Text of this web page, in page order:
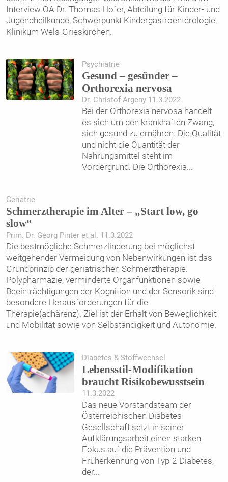
Interview OA Dr. Thomas Hofer, Abteilung für Kinder- und
Jugendheilkunde, Schwerpunkt Kindergastroenterologie,
Klinikum Wels-Grieskirchen.
Psychiatrie
Gesund – gesünder –
Orthorexia nervosa
Dr. Christof Argeny 11.3.2022
Bei der Orthorexia nervosa handelt
es sich um den krankhaften Zwang,
sich gesund zu ernähren. Die Qualität
und nicht die Quantität der
Nahrungsmittel steht im
Vordergrund. Die Orthorexia...
Geriatrie
Schmerztherapie im Alter – „Start low, go
slow“
Prim. Dr. Georg Pinter et al. 11.3.2022
Die bestmögliche Schmerzlinderung bei möglichst
weitgehender Vermeidung von Nebenwirkungen ist das
Grundprinzip der geriatrischen Schmerztherapie.
Polypharmazie, verminderte Organfunktionen sowie
Beeinträchtigungen der Kognition und der Sensorik sind
besondere Herausforderungen für die
Therapie(adhärenz). Ziel ist der Erhalt von Beweglichkeit
und Mobilität sowie von Selbständigkeit und Autonomie.
Diabetes & Stoffwechsel
Lebensstil-Modifikation
braucht Risikobewusstsein
11.3.2022
Das neue Vorstandsteam der
Österreichischen Diabetes
Gesellschaft setzt in seiner
Aufklärungsarbeit einen starken
Fokus auf die Prävention und
Früherkennung von Typ-2-Diabetes,
der...